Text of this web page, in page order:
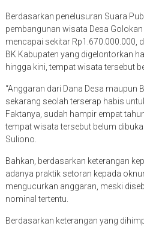
Berdasarkan penelusuran Suara
pembangunan wisata Desa
mencapai sekitar Rp1.670.000.000,
BK Kabupaten yang digelontorkan
hingga kini, tempat wisata tersebut
“Anggaran dari Dana Desa maupun
sekarang seolah terserap habis
Faktanya, sudah hampir empat
tempat wisata tersebut belum
Suliono.
Bahkan, berdasarkan keterangan
adanya praktik setoran kepada
mengucurkan anggaran, meski
nominal tertentu.
Berdasarkan keterangan yang